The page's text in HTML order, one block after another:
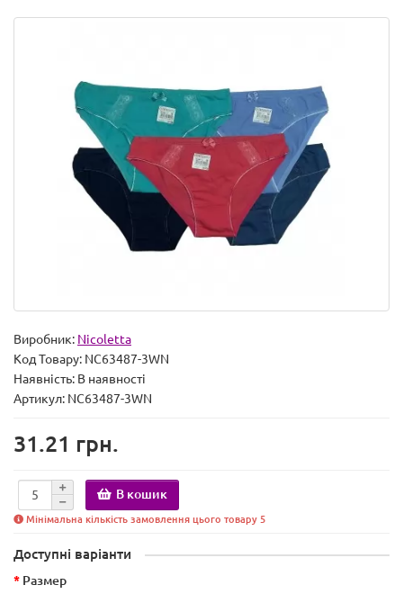
Виробник: Nicoletta
Код Товару: NC63487-3WN
Наявність: В наявності
Артикул: NC63487-3WN
31.21 грн.
В кошик
Мінімальна кількість замовлення цього товару 5
Доступні варіанти
Размер